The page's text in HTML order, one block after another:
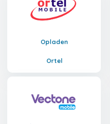
Opladen
Ortel